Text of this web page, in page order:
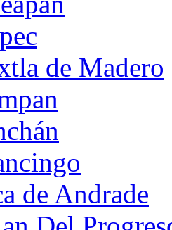
de Madero
de Andrade